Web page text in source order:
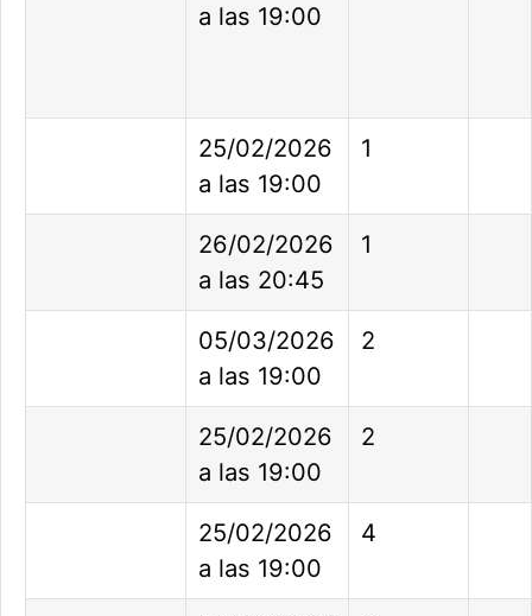
a las 19:00
25/02/2026
a las 19:00
1
26/02/2026
a las 20:45
1
05/03/2026
a las 19:00
2
25/02/2026
a las 19:00
2
25/02/2026
a las 19:00
4